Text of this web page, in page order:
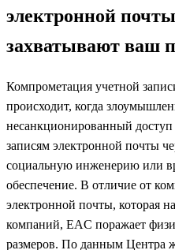
электронной
захватывают ваш
Компрометация учетной
происходит, когда
несанкционированный
записям электронной почты
социальную инженерию или
обеспечение. В отличие от
электронной почты, которая
компаний, EAC поражает
размеров. По данным Центра